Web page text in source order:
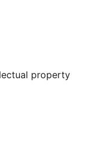
property